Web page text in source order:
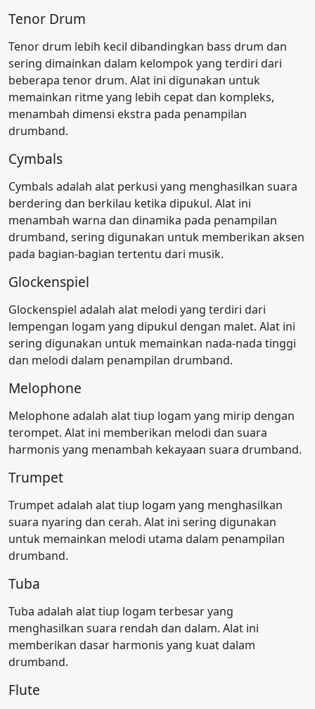
Tenor Drum
Tenor drum lebih kecil dibandingkan bass drum dan
sering dimainkan dalam kelompok yang terdiri dari
beberapa tenor drum. Alat ini digunakan untuk
memainkan ritme yang lebih cepat dan kompleks,
menambah dimensi ekstra pada penampilan
drumband.
Cymbals
Cymbals adalah alat perkusi yang menghasilkan suara
berdering dan berkilau ketika dipukul. Alat ini
menambah warna dan dinamika pada penampilan
drumband, sering digunakan untuk memberikan aksen
pada bagian-bagian tertentu dari musik.
Glockenspiel
Glockenspiel adalah alat melodi yang terdiri dari
lempengan logam yang dipukul dengan malet. Alat ini
sering digunakan untuk memainkan nada-nada tinggi
dan melodi dalam penampilan drumband.
Melophone
Melophone adalah alat tiup logam yang mirip dengan
terompet. Alat ini memberikan melodi dan suara
harmonis yang menambah kekayaan suara drumband.
Trumpet
Trumpet adalah alat tiup logam yang menghasilkan
suara nyaring dan cerah. Alat ini sering digunakan
untuk memainkan melodi utama dalam penampilan
drumband.
Tuba
Tuba adalah alat tiup logam terbesar yang
menghasilkan suara rendah dan dalam. Alat ini
memberikan dasar harmonis yang kuat dalam
drumband.
Flute